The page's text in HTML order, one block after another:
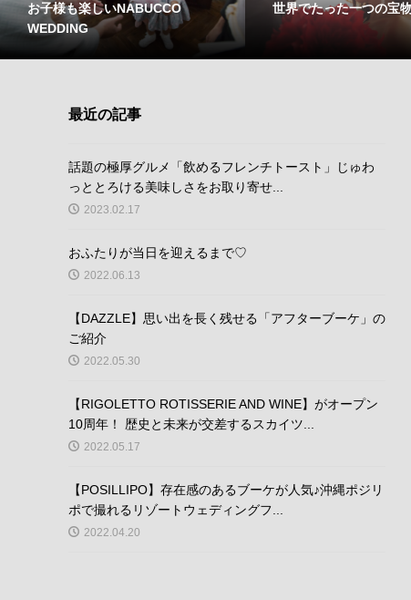
お子様も楽しいNABUCCO
WEDDING
世界でたった一つの宝
最近の記事
話題の極厚グルメ「飲めるフレンチトースト」じゅわ
っととろける美味しさをお取り寄せ...
2023.02.17
おふたりが当日を迎えるまで♡
2022.06.13
【DAZZLE】思い出を長く残せる「アフターブーケ」の
ご紹介
2022.05.30
【RIGOLETTO ROTISSERIE AND WINE】がオープン
10周年！ 歴史と未来が交差するスカイツ...
2022.05.17
【POSILLIPO】存在感のあるブーケが人気♪沖縄ポジリ
ポで撮れるリゾートウェディングフ...
2022.04.20